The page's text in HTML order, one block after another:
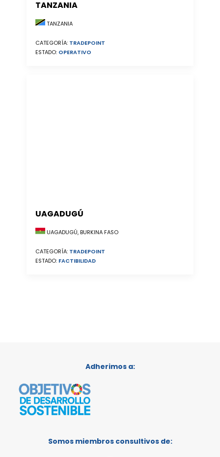
TANZANIA
TANZANIA
CATEGORÍA: TRADEPOINT
ESTADO: OPERATIVO
UAGADUGÚ
UAGADUGÚ, BURKINA FASO
CATEGORÍA: TRADEPOINT
ESTADO: FACTIBILIDAD
Adherimos a:
Somos miembros consultivos de: